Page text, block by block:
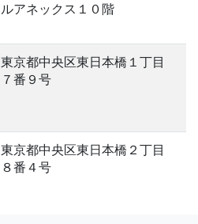
ルアネックス１０階
東京都中央区東日本橋１丁目
７番９号
東京都中央区東日本橋２丁目
８番４号